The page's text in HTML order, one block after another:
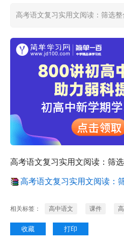
高考语文复习实用文阅读：筛选
高考语文复习实用文阅读：筛
高考语文复习实用文阅读：
相关标签： 高中语文 课件
收藏 打印